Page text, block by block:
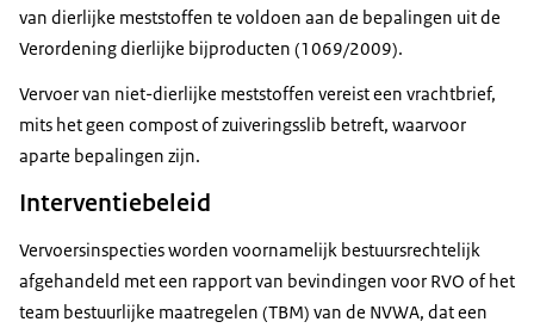
van dierlijke meststoffen te voldoen aan de bepalingen uit de
Verordening dierlijke bijproducten (1069/2009).
Vervoer van niet-dierlijke meststoffen vereist een vrachtbrief,
mits het geen compost of zuiveringsslib betreft, waarvoor
aparte bepalingen zijn.
Interventiebeleid
Vervoersinspecties worden voornamelijk bestuursrechtelijk
afgehandeld met een rapport van bevindingen voor RVO of het
team bestuurlijke maatregelen (TBM) van de NVWA, dat een